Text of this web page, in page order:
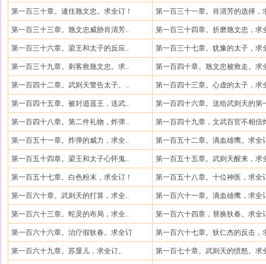
第一百三十章。逮住虺文忠。求全订！ 第一百三十一章。肖清芳的选择，
第一百三十三章。虺文忠威胁肖清芳.. 第一百三十四章。折磨虺文忠，求
第一百三十六章。梁王和太子的反应.. 第一百三十七章。犹豫的太子，求
第一百三十九章。刺客救虺文忠。求.. 第一百四十章。虺文忠被救走。求
第一百四十二章。武则天警告太子。.. 第一百四十三章。心虚的太子，求
第一百四十五章。被封逍遥王，送武.. 第一百四十六章。送给武则天的第
第一百四十八章。第二件礼物，炸弹.. 第一百四十九章，文武百官不相信
第一百五十一章。炸弹的威力，求全.. 第一百五十二章。滴血雄鹰。求全
第一百五十四章。梁王和太子心怀鬼.. 第一百五十五章。武则天醒来，求
第一百五十七章。白色粉末，求全订！ 第一百五十八章。十位神医，求全
第一百六十章。武则天的打算，求全.. 第一百六十一章。滴血雄鹰，求全
第一百六十三章。蛇灵的布局，求全.. 第一百六十四章，替换狄春。求全
第一百六十六章。治疗假狄春。求全订 第一百六十七章。狄仁杰的反击，
第一百六十九章。苏显儿，求全订。 第一百七十章。武则天的愤怒。求